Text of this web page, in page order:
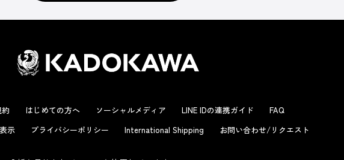
はじめての方へ ソーシャルメディア LINE IDの連携ガイド
FAQ
示
プライバシーポリシー International Shipping お問い合わせ/リクエスト